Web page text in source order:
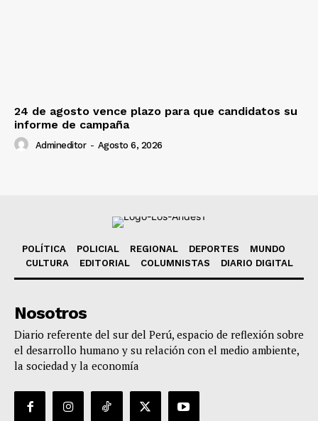
24 de agosto vence plazo para que candidatos su
informe de campaña
Admineditor - Agosto 6, 2026
POLÍTICA POLICIAL REGIONAL DEPORTES
MUNDO
CULTURA
EDITORIAL COLUMNISTAS DIARIO DIGITAL
Nosotros
Diario referente del sur del Perú, espacio de reflexión sobre
el desarrollo humano y su relación con el medio ambiente,
la sociedad y la economía